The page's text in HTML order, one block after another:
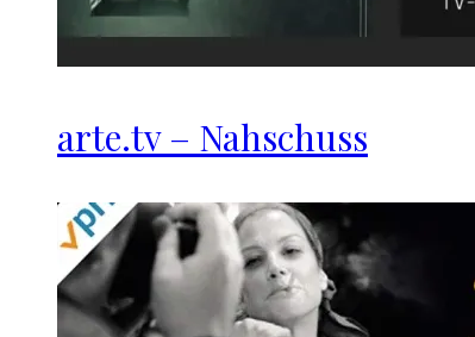
arte.tv – Nahschuss